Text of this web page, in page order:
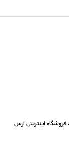
اینترنتی ارس